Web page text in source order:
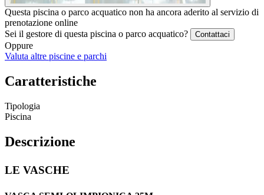
Questa piscina o parco acquatico non ha ancora aderito al servizio di
prenotazione online
Sei il gestore di questa piscina o parco acquatico?
Contattaci
Oppure
Valuta altre piscine e parchi
Caratteristiche
Tipologia
Piscina
Descrizione
LE VASCHE